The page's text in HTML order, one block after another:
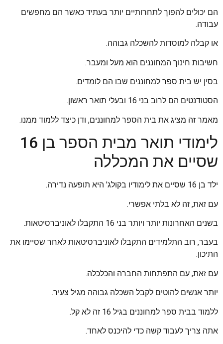
הם יכולים להפוך לתחרותיים יותר בעתיד כאשר הם מחפשים
עבודה.
או קבלה למוסדות להשכלה גבוהה.
חשיבות חינוך המחוננים הוא מעל ומעבר.
בסין יש בית ספר למחוננים שבו הם לומדים.
הסטודנטים הם לרוב בני 16 ובעלי תואר ראשון.
מאמר זה מציג את בית הספר למחוננים, ודן כיצד ללמוד ממנו.
לימודי תואר מבית הספר בן 16
שסיים את המכללה
ילד בן 16 שסיים את לימודיו בקולג' היא תופעה נדירה.
עם זאת, זה לא בלתי אפשרי.
בשנים האחרונות יותר ויותר בני 16 התקבלו לאוניברסיטאות.
בעבר, רוב התלמידים התקבלו לאוניברסיטאות לאחר שסיימו את
התיכון.
עם זאת, עם התפתחות החברה והכלכלה.
יותר אנשים להוטים לקבל השכלה גבוהה מגיל צעיר.
ללמוד בבית ספר למחוננים בגיל 16 זה לא קל.
אתה צריך לעבוד קשה כדי להיכנס לאחד.